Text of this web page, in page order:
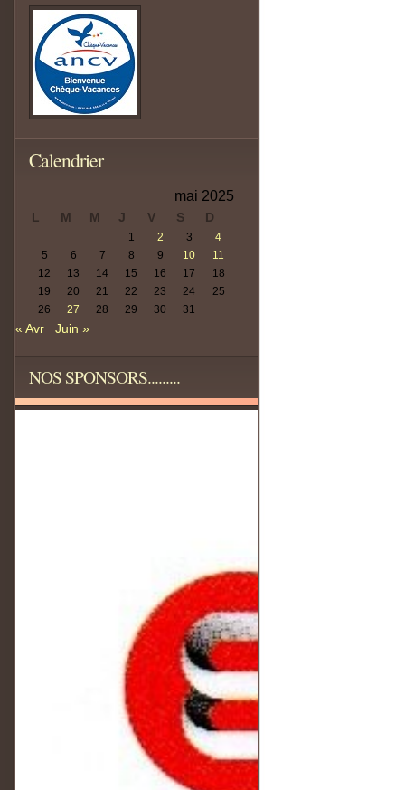
Calendrier
mai 2025
L M M J V S D
1 2 3
4
5
6 7 8 9 10
11
12
13 14 15 16 17
18
19
20 21 22 23 24
25
26
27 28 29 30 31
« Avr Juin »
NOS SPONSORS.........